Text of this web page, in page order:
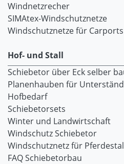
Windnetzrecher
SIMAtex-Windschutznetze
Windschutznetze für
Hof- und Stall
Schiebetor über Eck selber
Planenhauben für
Hofbedarf
Schiebetorsets
Winter und Landwirtschaft
Windschutz Schiebetor
Windschutznetz für
FAQ Schiebetorbau